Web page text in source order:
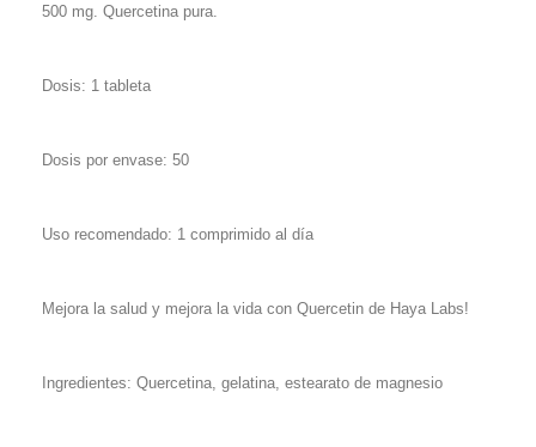
500 mg. Quercetina pura.
Dosis: 1 tableta
Dosis por envase: 50
Uso recomendado: 1 comprimido al día
Mejora la salud y mejora la vida con Quercetin de Haya Labs!
Ingredientes: Quercetina, gelatina, estearato de magnesio